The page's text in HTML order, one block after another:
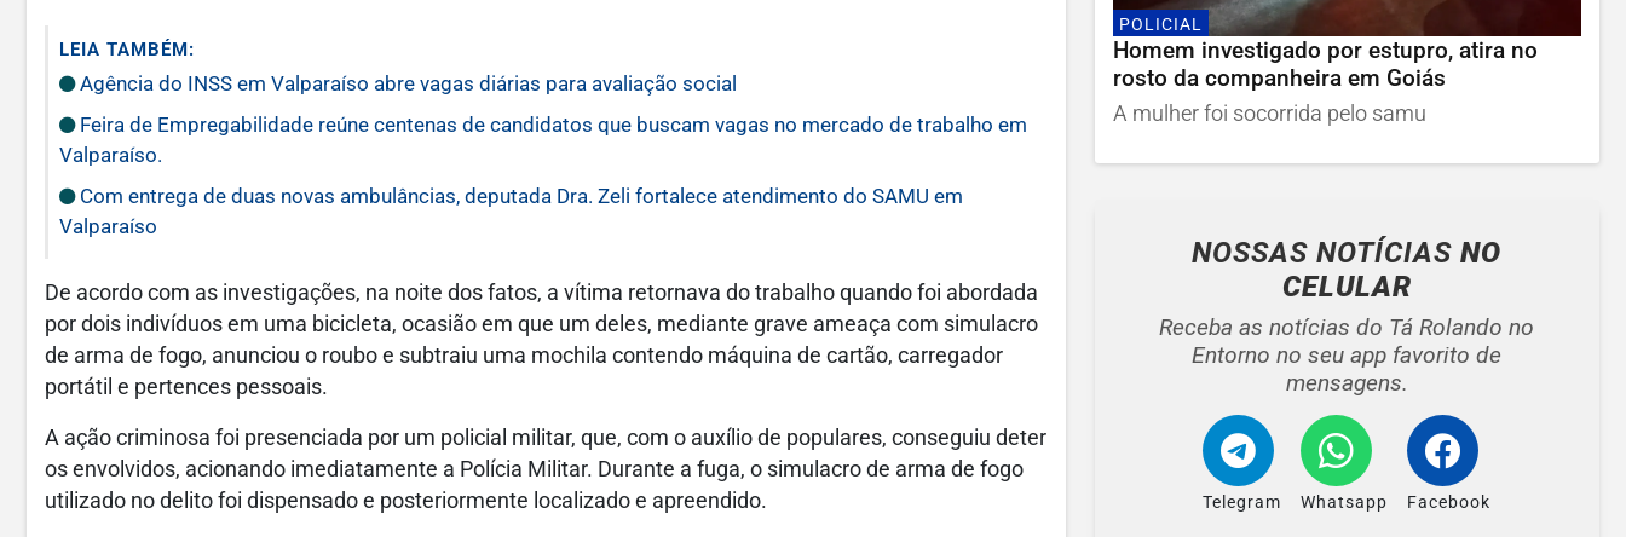
LEIA TAMBÉM:
Agência do INSS em Valparaíso abre vagas diárias para avaliação social
Feira de Empregabilidade reúne centenas de candidatos que buscam vagas no mercado de trabalho em
Valparaíso.
Com entrega de duas novas ambulâncias, deputada Dra. Zeli fortalece atendimento do SAMU em
Valparaíso
De acordo com as investigações, na noite dos fatos, a vítima retornava do trabalho quando foi abordada
por dois indivíduos em uma bicicleta, ocasião em que um deles, mediante grave ameaça com simulacro
de arma de fogo, anunciou o roubo e subtraiu uma mochila contendo máquina de cartão, carregador
portátil e pertences pessoais.
A ação criminosa foi presenciada por um policial militar, que, com o auxílio de populares, conseguiu deter
os envolvidos, acionando imediatamente a Polícia Militar. Durante a fuga, o simulacro de arma de fogo
utilizado no delito foi dispensado e posteriormente localizado e apreendido.
POLICIAL
Homem investigado por estupro, atira no
rosto da companheira em Goiás
A mulher foi socorrida pelo samu
NOSSAS NOTÍCIASNO
CELULAR
Receba as notícias do Tá Rolando no
Entorno no seu app favorito de
mensagens.
Telegram Whatsapp Facebook